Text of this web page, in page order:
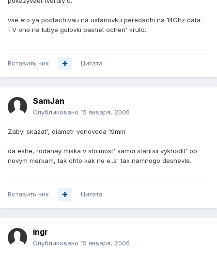
vse eto ya podtachivau na ustanovku peredachi na 14Ghz data.
TV ono na lubye golovki pashet ochen' kruto.
Вставить ник Цитата
SamJan
Опубликовано 15 января, 2006
Zabyl skazat', diametr vonovoda 19mm
da eshe, rodanay miska v stoimost' samoi stantsii vykhodit' po
novym merkam, tak chto kak ne e..s' tak namnogo deshevle.
Вставить ник Цитата
ingr
Опубликовано 15 января, 2006